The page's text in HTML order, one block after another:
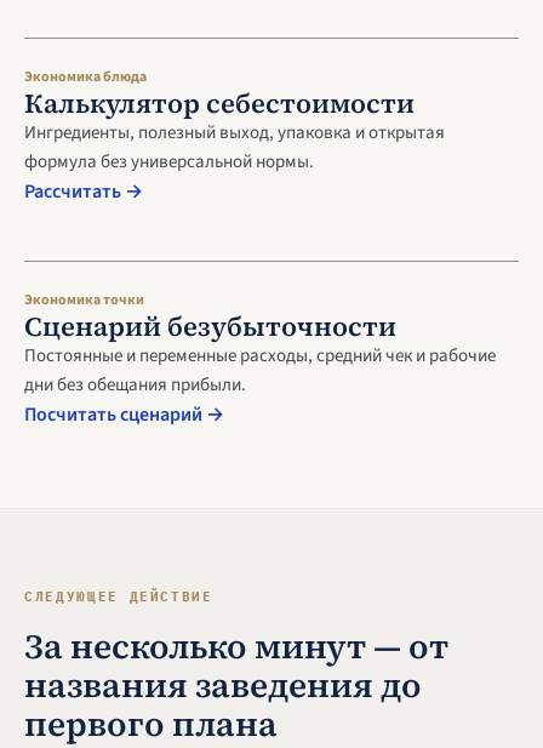
Экономика блюда
Калькулятор себестоимости
Ингредиенты, полезный выход, упаковка и открытая
формула без универсальной нормы.
Рассчитать →
Экономика точки
Сценарий безубыточности
Постоянные и переменные расходы, средний чек и рабочие
дни без обещания прибыли.
Посчитать сценарий →
СЛЕДУЮЩЕЕ ДЕЙСТВИЕ
За несколько минут — от
названия заведения до
первого плана